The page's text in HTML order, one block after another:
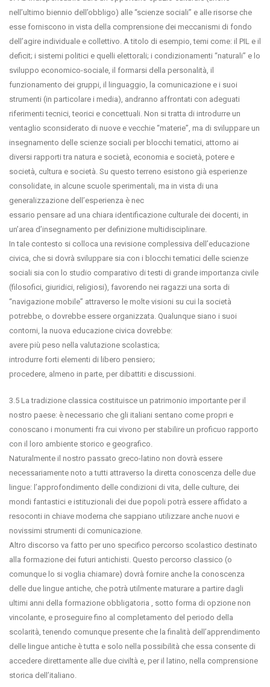
nell’ultimo biennio dell’obbligo) alle “scienze sociali” e alle risorse che
esse forniscono in vista della comprensione dei meccanismi di fondo
dell’agire individuale e collettivo. A titolo di esempio, temi come: il PIL e il
deficit; i sistemi politici e quelli elettorali; i condizionamenti “naturali” e lo
sviluppo economico-sociale, il formarsi della personalità, il
funzionamento dei gruppi, il linguaggio, la comunicazione e i suoi
strumenti (in particolare i media), andranno affrontati con adeguati
riferimenti tecnici, teorici e concettuali. Non si tratta di introdurre un
ventaglio sconsiderato di nuove e vecchie “materie”, ma di sviluppare un
insegnamento delle scienze sociali per blocchi tematici, attorno ai
diversi rapporti tra natura e società, economia e società, potere e
società, cultura e società. Su questo terreno esistono già esperienze
consolidate, in alcune scuole sperimentali, ma in vista di una
generalizzazione dell’esperienza è nec
essario pensare ad una chiara identificazione culturale dei docenti, in
un’area d’insegnamento per definizione multidisciplinare.
In tale contesto si colloca una revisione complessiva dell’educazione
civica, che si dovrà sviluppare sia con i blocchi tematici delle scienze
sociali sia con lo studio comparativo di testi di grande importanza civile
(filosofici, giuridici, religiosi), favorendo nei ragazzi una sorta di
“navigazione mobile” attraverso le molte visioni su cui la società
potrebbe, o dovrebbe essere organizzata. Qualunque siano i suoi
contorni, la nuova educazione civica dovrebbe:
avere più peso nella valutazione scolastica;
introdurre forti elementi di libero pensiero;
procedere, almeno in parte, per dibattiti e discussioni.
3.5 La tradizione classica costituisce un patrimonio importante per il
nostro paese: è necessario che gli italiani sentano come propri e
conoscano i monumenti fra cui vivono per stabilire un proficuo rapporto
con il loro ambiente storico e geografico.
Naturalmente il nostro passato greco-latino non dovrà essere
necessariamente noto a tutti attraverso la diretta conoscenza delle due
lingue: l’approfondimento delle condizioni di vita, delle culture, dei
mondi fantastici e istituzionali dei due popoli potrà essere affidato a
resoconti in chiave moderna che sappiano utilizzare anche nuovi e
novissimi strumenti di comunicazione.
Altro discorso va fatto per uno specifico percorso scolastico destinato
alla formazione dei futuri antichisti. Questo percorso classico (o
comunque lo si voglia chiamare) dovrà fornire anche la conoscenza
delle due lingue antiche, che potrà utilmente maturare a partire dagli
ultimi anni della formazione obbligatoria , sotto forma di opzione non
vincolante, e proseguire fino al completamento del periodo della
scolarità, tenendo comunque presente che la finalità dell’apprendimento
delle lingue antiche è tutta e solo nella possibilità che essa consente di
accedere direttamente alle due civiltà e, per il latino, nella comprensione
storica dell’italiano.